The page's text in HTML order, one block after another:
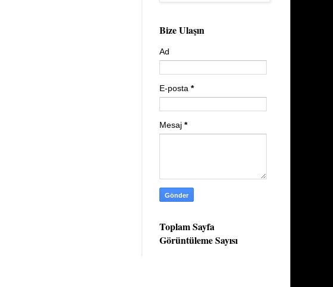
Bize Ulaşın
Ad
E-posta *
Mesaj *
Toplam Sayfa
Görüntüleme Sayısı